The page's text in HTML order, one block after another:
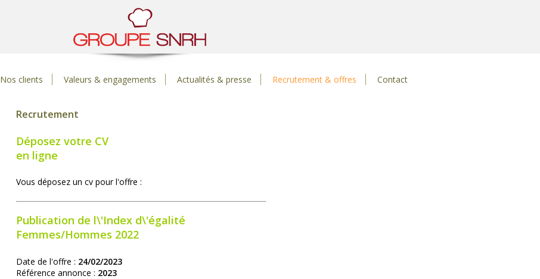
Nos clients Valeurs & engagements Actualités & presse Recrutement & offres Contact
Recrutement
Déposez votre CV
en ligne
Vous déposez un cv pour l'offre :
Publication de l\'Index d\'égalité
Femmes/Hommes 2022
Date de l'offre : 24/02/2023
Référence annonce : 2023